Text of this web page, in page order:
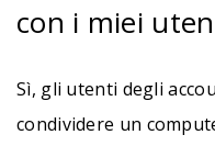
con i miei
Sì, gli utenti degli
condividere un